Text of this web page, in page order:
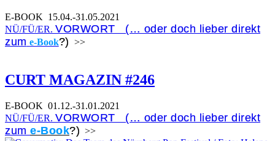
E-BOOK 15.04.-31.05.2021
NÜ/FÜ/ER. VORWORT (… oder doch lieber direkt
zum e-Book?) >>
CURT MAGAZIN #246
E-BOOK 01.12.-31.01.2021
NÜ/FÜ/ER. VORWORT (… oder doch lieber direkt
zum e-Book?) >>